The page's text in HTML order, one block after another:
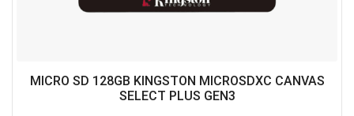
MICRO SD 128GB KINGSTON MICROSDXC CANVAS
SELECT PLUS GEN3